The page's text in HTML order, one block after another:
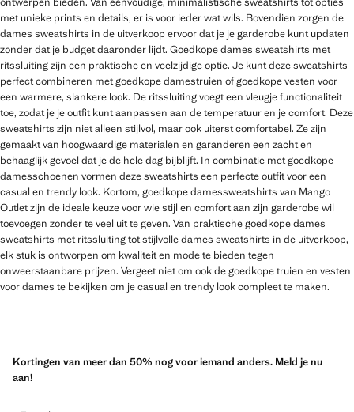
met unieke prints en details, er is voor ieder wat wils. Bovendien zorgen de
dames sweatshirts in de uitverkoop ervoor dat je je garderobe kunt updaten
zonder dat je budget daaronder lijdt. Goedkope dames sweatshirts met
ritssluiting zijn een praktische en veelzijdige optie. Je kunt deze sweatshirts
perfect combineren met goedkope damestruien of goedkope vesten voor
een warmere, slankere look. De ritssluiting voegt een vleugje functionaliteit
toe, zodat je je outfit kunt aanpassen aan de temperatuur en je comfort. Deze
sweatshirts zijn niet alleen stijlvol, maar ook uiterst comfortabel. Ze zijn
gemaakt van hoogwaardige materialen en garanderen een zacht en
behaaglijk gevoel dat je de hele dag bijblijft. In combinatie met goedkope
damesschoenen vormen deze sweatshirts een perfecte outfit voor een
casual en trendy look. Kortom, goedkope damessweatshirts van Mango
Outlet zijn de ideale keuze voor wie stijl en comfort aan zijn garderobe wil
toevoegen zonder te veel uit te geven. Van praktische goedkope dames
sweatshirts met ritssluiting tot stijlvolle dames sweatshirts in de uitverkoop,
elk stuk is ontworpen om kwaliteit en mode te bieden tegen
onweerstaanbare prijzen. Vergeet niet om ook de goedkope truien en vesten
voor dames te bekijken om je casual en trendy look compleet te maken.
Kortingen van meer dan 50% nog voor iemand anders. Meld je nu
aan!